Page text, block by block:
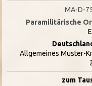
MA-D-
Paramilitärische
Allgemeines Muster-
zum